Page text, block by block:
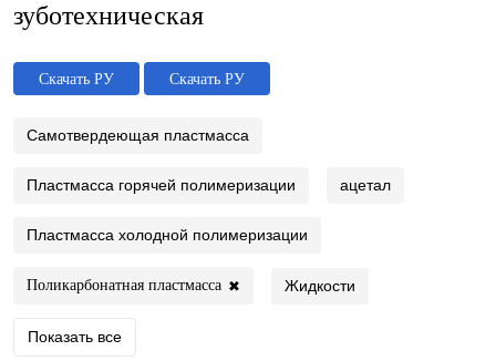
зуботехническая
Скачать РУ Скачать РУ
Самотвердеющая пластмасса
Пластмасса горячей полимеризации ацетал
Пластмасса холодной полимеризации
Поликарбонатная пластмасса ✖ Жидкости
Показать все